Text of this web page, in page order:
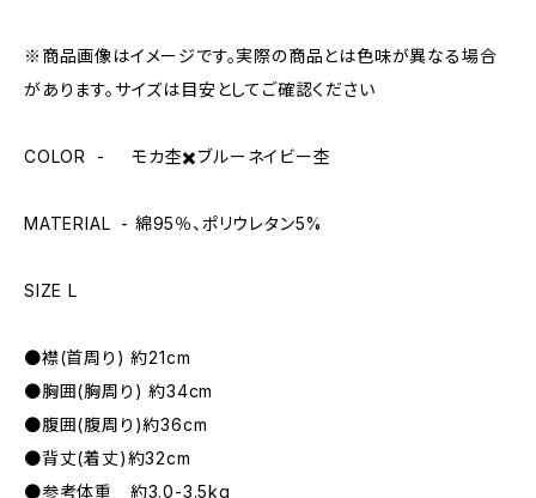
※商品画像はイメージです。実際の商品とは色味が異なる場合
があります。サイズは目安としてご確認ください
COLOR - モカ杢✖️ブルーネイビー杢
MATERIAL - 綿95％、ポリウレタン5%
SIZE L
●襟(首周り) 約21cm
●胸囲(胸周り) 約34cm
●腹囲(腹周り)約36cm
●背丈(着丈)約32cm
●参考体重 約3.0-3.5kg